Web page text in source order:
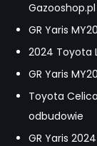
Gazooshop.pl
GR Yaris
2024 Toyota
GR Yaris
Toyota
odbudowie
GR Yaris